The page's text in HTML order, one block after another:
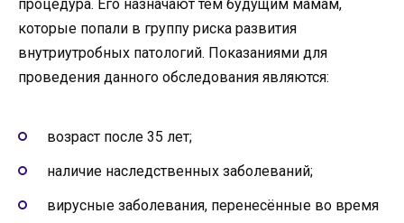
процедура. Его назначают тем будущим мамам,
которые попали в группу риска развития
внутриутробных патологий. Показаниями для
проведения данного обследования являются:
возраст после 35 лет;
наличие наследственных заболеваний;
вирусные заболевания, перенесённые во время